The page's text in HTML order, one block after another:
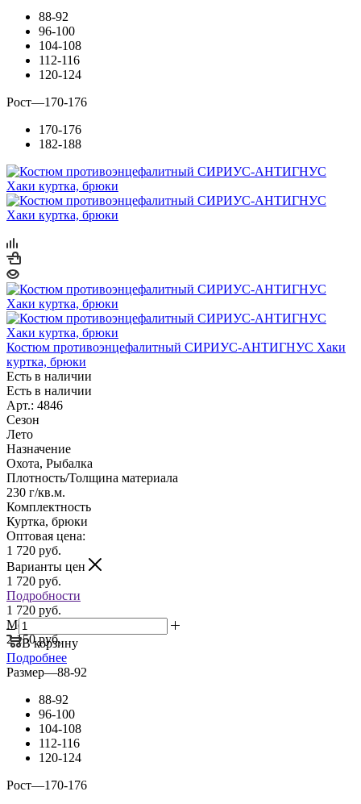
88-92
96-100
104-108
112-116
120-124
Рост—170-176
170-176
182-188
Костюм противоэнцефалитный СИРИУС-АНТИГНУС Хаки
куртка, брюки
Есть в наличии
Есть в наличии
Арт.: 4846
Сезон
Лето
Назначение
Охота, Рыбалка
Плотность/Толщина материала
230 г/кв.м.
Комплектность
Куртка, брюки
Оптовая цена:
1 720 руб.
Варианты цен
1 720 руб.
Подробности
1 720 руб.
Мелкий опт:
2 150 руб.
В корзину
Подробнее
Размер—88-92
88-92
96-100
104-108
112-116
120-124
Рост—170-176